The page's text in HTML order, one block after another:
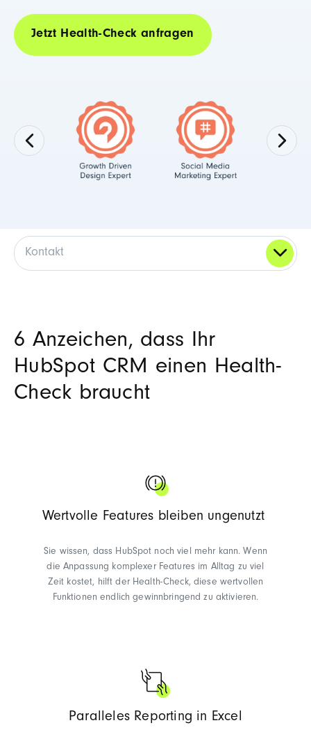
Jetzt Health-Check anfragen
Kontakt
6 Anzeichen, dass Ihr
HubSpot CRM einen Health-
Check braucht
Wertvolle Features bleiben ungenutzt
Sie wissen, dass HubSpot noch viel mehr kann. Wenn
die Anpassung komplexer Features im Alltag zu viel
Zeit kostet, hilft der Health-Check, diese wertvollen
Funktionen endlich gewinnbringend zu aktivieren.
Paralleles Reporting in Excel